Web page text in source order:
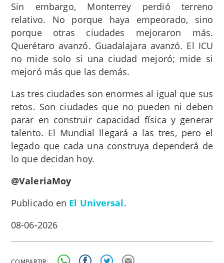
Sin embargo, Monterrey perdió terreno
relativo. No porque haya empeorado, sino
porque otras ciudades mejoraron más.
Querétaro avanzó. Guadalajara avanzó. El ICU
no mide solo si una ciudad mejoró; mide si
mejoró más que las demás.
Las tres ciudades son enormes al igual que sus
retos. Son ciudades que no pueden ni deben
parar en construir capacidad física y generar
talento. El Mundial llegará a las tres, pero el
legado que cada una construya dependerá de
lo que decidan hoy.
@ValeriaMoy
Publicado en El Universal.
08-06-2026